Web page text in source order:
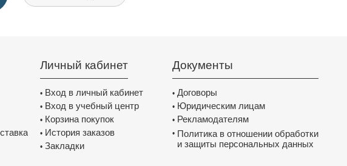
Личный кабинет
• Вход в личный кабинет
• Вход в учебный центр
• Корзина покупок
• История заказов
• Закладки
Документы
• Договоры
• Юридическим лицам
• Рекламодателям
• Политика в отношении обработки
и защиты персональных данных